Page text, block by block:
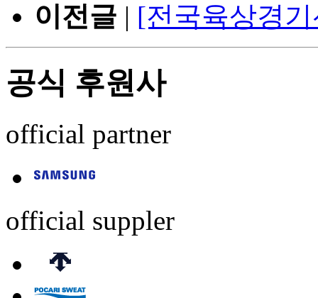
이전글 | [전국육상경
공식 후원사
official partner
official suppler